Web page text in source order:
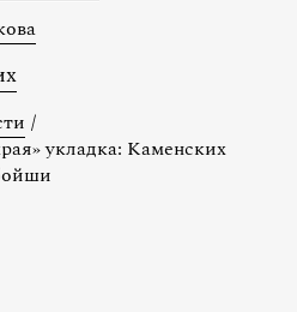
/
укладка: Каменских